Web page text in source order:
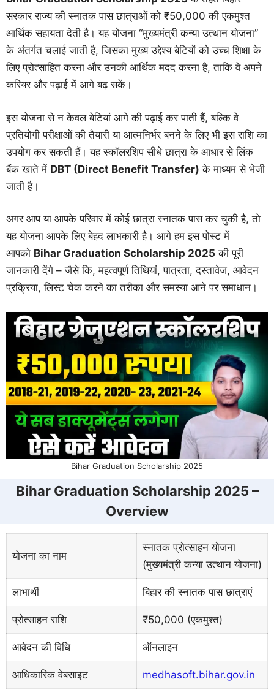
सरकार राज्य की स्नातक पास छात्राओं को ₹50,000 की एकमुश्त
आर्थिक सहायता देती है। यह योजना “मुख्यमंत्री कन्या उत्थान योजना”
के अंतर्गत चलाई जाती है, जिसका मुख्य उद्देश्य बेटियों को उच्च शिक्षा के
लिए प्रोत्साहित करना और उनकी आर्थिक मदद करना है, ताकि वे अपने
करियर और पढ़ाई में आगे बढ़ सकें।
इस योजना से न केवल बेटियां आगे की पढ़ाई कर पाती हैं, बल्कि वे
प्रतियोगी परीक्षाओं की तैयारी या आत्मनिर्भर बनने के लिए भी इस राशि का
उपयोग कर सकती हैं। यह स्कॉलरशिप सीधे छात्रा के आधार से लिंक
बैंक खाते में DBT (Direct Benefit Transfer) के माध्यम से भेजी
जाती है।
अगर आप या आपके परिवार में कोई छात्रा स्नातक पास कर चुकी है, तो
यह योजना आपके लिए बेहद लाभकारी है। आगे हम इस पोस्ट में
आपको Bihar Graduation Scholarship 2025 की पूरी
जानकारी देंगे – जैसे कि, महत्वपूर्ण तिथियां, पात्रता, दस्तावेज, आवेदन
प्रक्रिया, लिस्ट चेक करने का तरीका और समस्या आने पर समाधान।
Bihar Graduation Scholarship 2025
Bihar Graduation Scholarship 2025 –
Overview
योजना का नाम
स्नातक प्रोत्साहन योजना
(मुख्यमंत्री कन्या उत्थान योजना)
लाभार्थी बिहार की स्नातक पास छात्राएं
प्रोत्साहन राशि ₹50,000 (एकमुश्त)
आवेदन की विधि ऑनलाइन
आधिकारिक वेबसाइट medhasoft.bihar.gov.in